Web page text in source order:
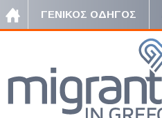
ΓΕΝΙΚΟΣ ΟΔΗΓΟΣ